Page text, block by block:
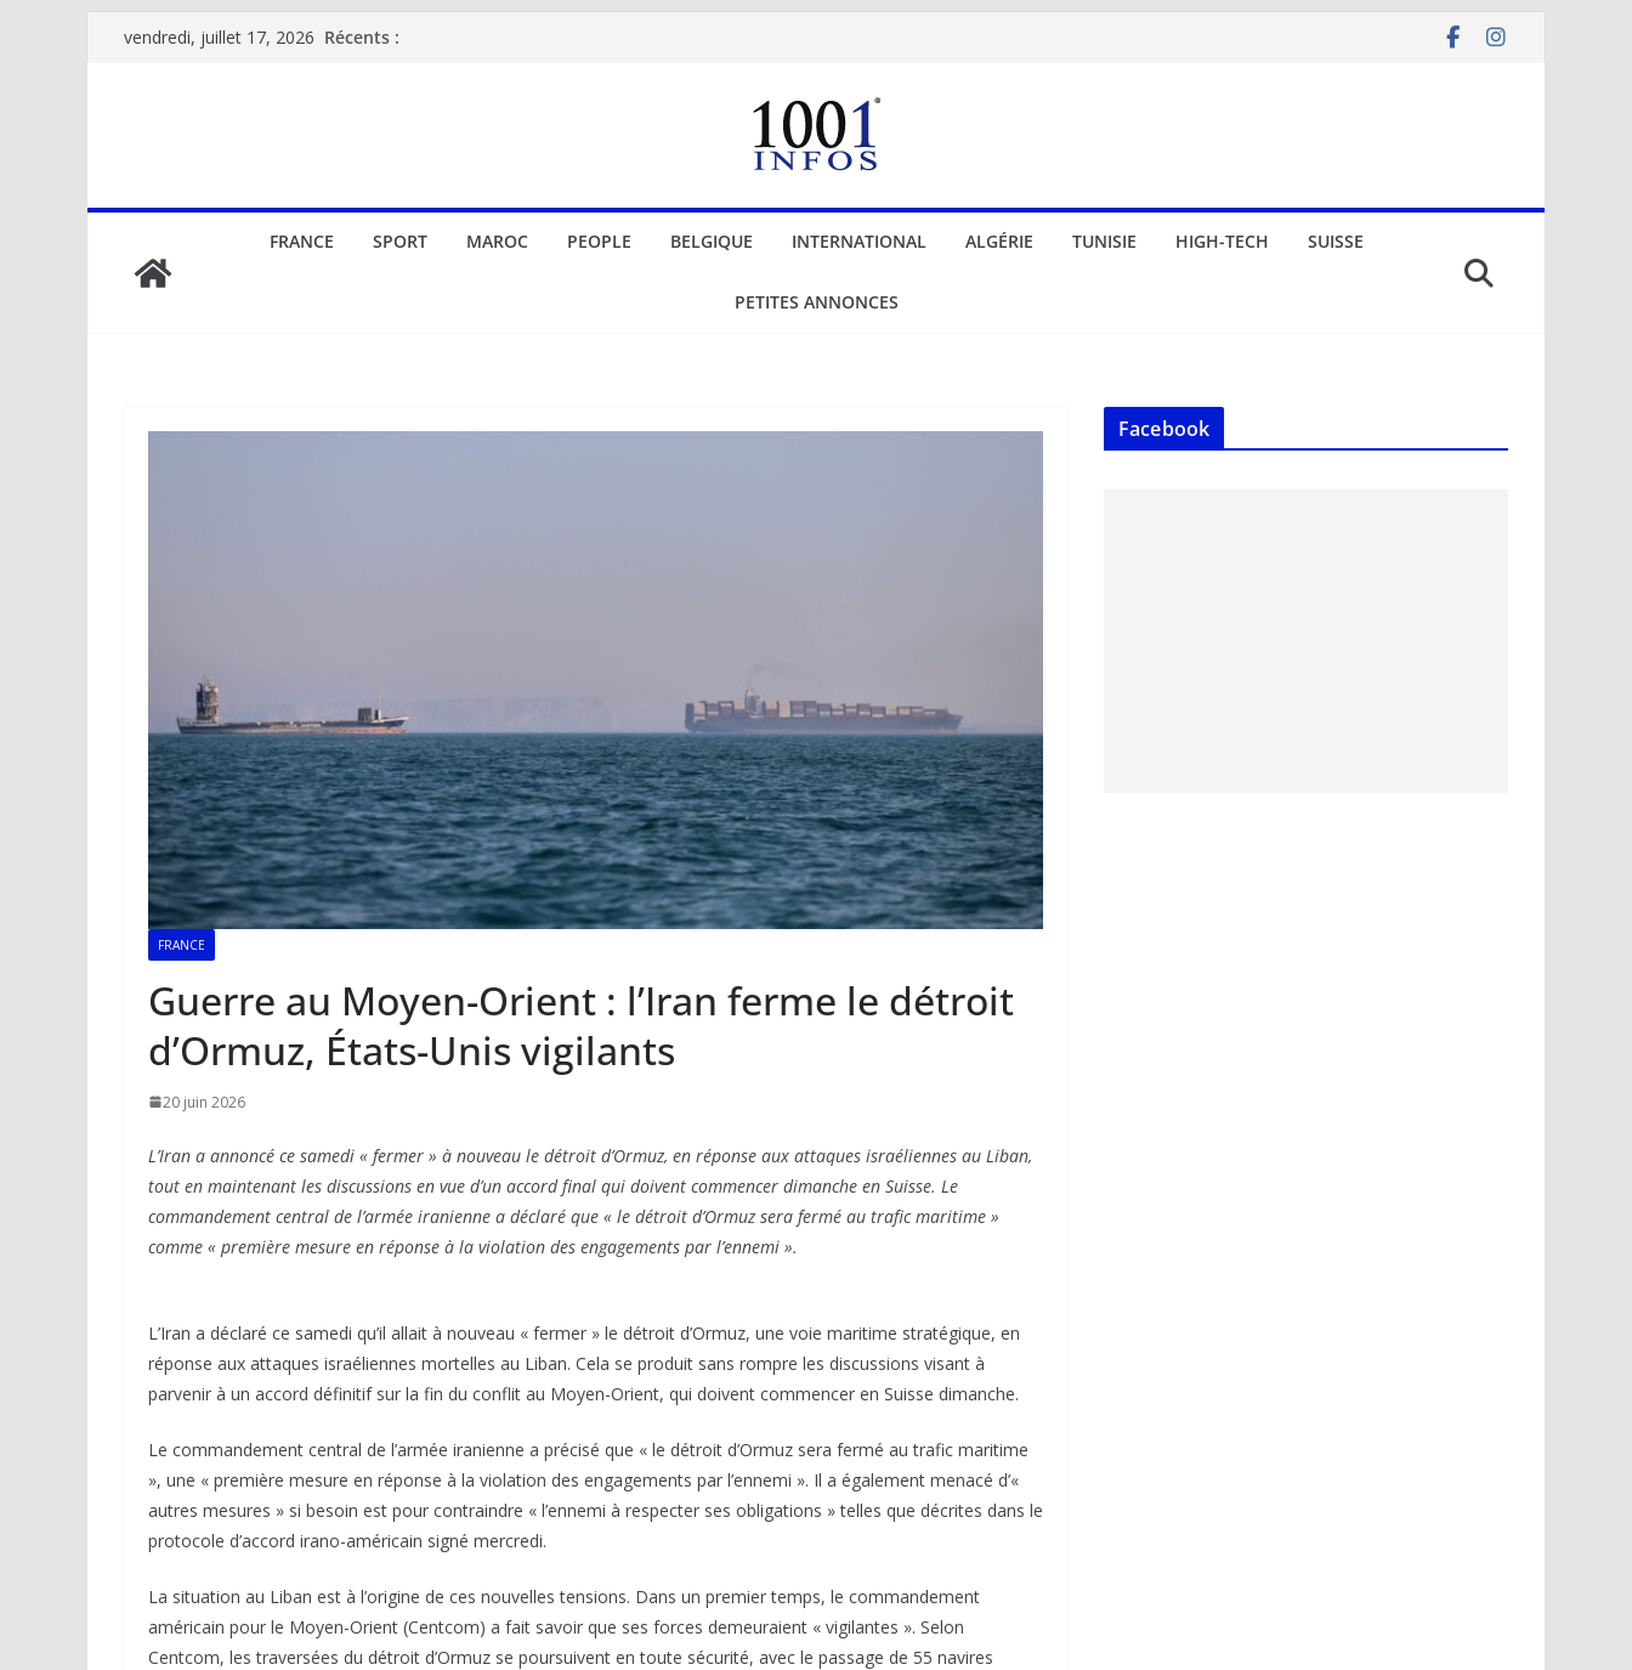
Passervendredi, juillet 17, 2026 Récents :
FRANCE SPORT MAROC PEOPLE BELGIQUE INTERNATIONAL ALGÉRIE TUNISIE HIGH-TECH SUISSE
PETITES ANNONCES
FRANCE
Guerre au Moyen-Orient : l’Iran ferme le détroit
d’Ormuz, États-Unis vigilants
20 juin 2026
L’Iran a annoncé ce samedi « fermer » à nouveau le détroit d’Ormuz, en réponse aux attaques israéliennes au Liban,
tout en maintenant les discussions en vue d’un accord final qui doivent commencer dimanche en Suisse. Le
commandement central de l’armée iranienne a déclaré que « le détroit d’Ormuz sera fermé au trafic maritime »
comme « première mesure en réponse à la violation des engagements par l’ennemi ».
L’Iran a déclaré ce samedi qu’il allait à nouveau « fermer » le détroit d’Ormuz, une voie maritime stratégique, en
réponse aux attaques israéliennes mortelles au Liban. Cela se produit sans rompre les discussions visant à
parvenir à un accord définitif sur la fin du conflit au Moyen-Orient, qui doivent commencer en Suisse dimanche.
Le commandement central de l’armée iranienne a précisé que « le détroit d’Ormuz sera fermé au trafic maritime
», une « première mesure en réponse à la violation des engagements par l’ennemi ». Il a également menacé d’«
autres mesures » si besoin est pour contraindre « l’ennemi à respecter ses obligations » telles que décrites dans le
protocole d’accord irano-américain signé mercredi.
La situation au Liban est à l’origine de ces nouvelles tensions. Dans un premier temps, le commandement
américain pour le Moyen-Orient (Centcom) a fait savoir que ses forces demeuraient « vigilantes ». Selon
Centcom, les traversées du détroit d’Ormuz se poursuivent en toute sécurité, avec le passage de 55 navires
Facebook